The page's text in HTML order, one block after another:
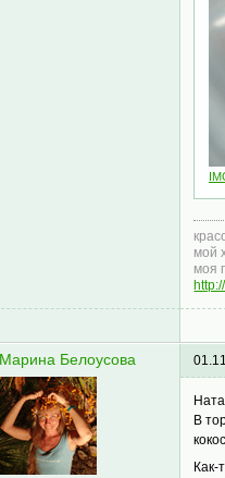
мой
моя
Марина Белоусова
В